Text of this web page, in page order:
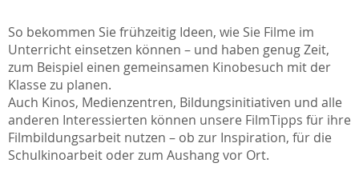
So bekommen Sie frühzeitig Ideen, wie Sie Filme im
Unterricht einsetzen können – und haben genug Zeit,
zum Beispiel einen gemeinsamen Kinobesuch mit der
Klasse zu planen.
Auch Kinos, Medienzentren, Bildungsinitiativen und alle
anderen Interessierten können unsere FilmTipps für ihre
Filmbildungsarbeit nutzen – ob zur Inspiration, für die
Schulkinoarbeit oder zum Aushang vor Ort.